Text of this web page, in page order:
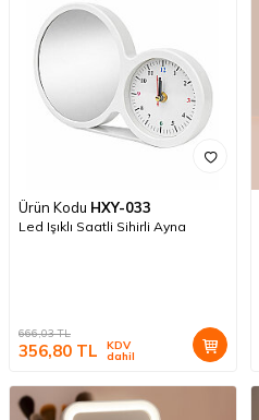
Ürün Kodu HXY-033
Led Işıklı Saatli Sihirli Ayna
666,03TL
356,80 TL KDV
dahil